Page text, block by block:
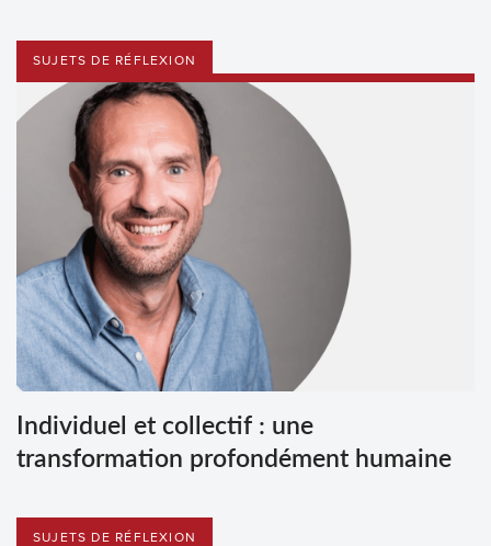
SUJETS DE RÉFLEXION
Individuel et collectif : une
transformation profondément humaine
SUJETS DE RÉFLEXION